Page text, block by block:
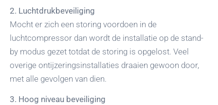
2. Luchtdrukbeveiliging
Mocht er zich een storing voordoen in de
luchtcompressor dan wordt de installatie op de stand-
by modus gezet totdat de storing is opgelost. Veel
overige ontijzeringsinstallaties draaien gewoon door,
met alle gevolgen van dien.
3. Hoog niveau beveiliging